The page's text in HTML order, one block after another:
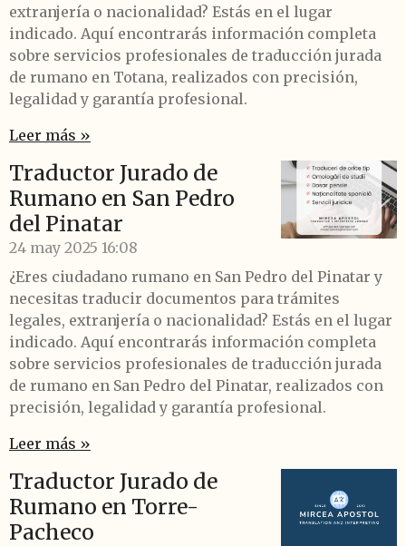
extranjería o nacionalidad? Estás en el lugar
indicado. Aquí encontrarás información completa
sobre servicios profesionales de traducción jurada
de rumano en Totana, realizados con precisión,
legalidad y garantía profesional.
Leer más »
Traductor Jurado de
Rumano en San Pedro
del Pinatar
24 may 2025 16:08
¿Eres ciudadano rumano en San Pedro del Pinatar y
necesitas traducir documentos para trámites
legales, extranjería o nacionalidad? Estás en el lugar
indicado. Aquí encontrarás información completa
sobre servicios profesionales de traducción jurada
de rumano en San Pedro del Pinatar, realizados con
precisión, legalidad y garantía profesional.
Leer más »
Traductor Jurado de
Rumano en Torre-
Pacheco